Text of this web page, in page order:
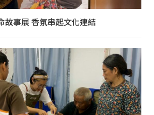
故事展 香氛串起文化連結